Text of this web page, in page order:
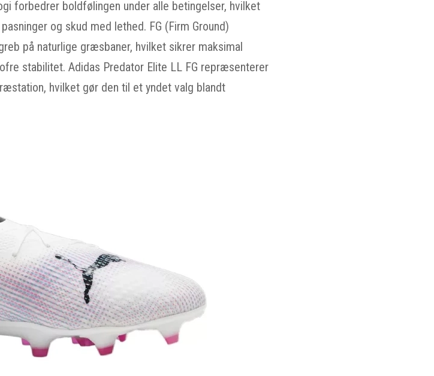
forbedrer boldfølingen under alle betingelser, hvilket
og skud med lethed. FG (Firm Ground)
på naturlige græsbaner, hvilket sikrer maksimal
stabilitet. Adidas Predator Elite LL FG repræsenterer
hvilket gør den til et yndet valg blandt